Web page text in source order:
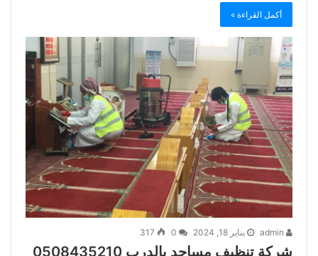
أكمل القراءة »
يناير 18, 2024 317
شركة تنظيف مساجد بالدرب 0508435210